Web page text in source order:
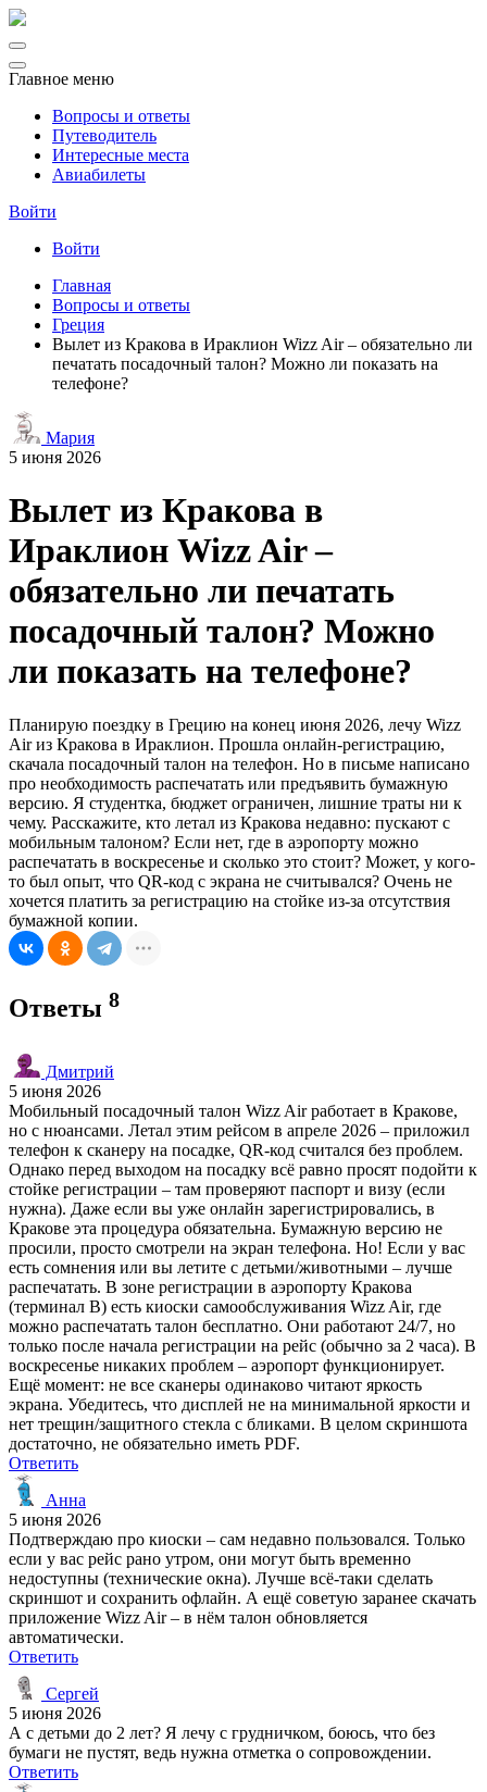
Главное меню
Вопросы и ответы
Путеводитель
Интересные места
Авиабилеты
Войти
Войти
Главная
Вопросы и ответы
Греция
Вылет из Кракова в Ираклион Wizz Air – обязательно ли
печатать посадочный талон? Можно ли показать на
телефоне?
Мария
5 июня 2026
Вылет из Кракова в
Ираклион Wizz Air –
обязательно ли печатать
посадочный талон? Можно
ли показать на телефоне?
Планирую поездку в Грецию на конец июня 2026, лечу Wizz
Air из Кракова в Ираклион. Прошла онлайн-регистрацию,
скачала посадочный талон на телефон. Но в письме написано
про необходимость распечатать или предъявить бумажную
версию. Я студентка, бюджет ограничен, лишние траты ни к
чему. Расскажите, кто летал из Кракова недавно: пускают с
мобильным талоном? Если нет, где в аэропорту можно
распечатать в воскресенье и сколько это стоит? Может, у кого-
то был опыт, что QR-код с экрана не считывался? Очень не
хочется платить за регистрацию на стойке из-за отсутствия
бумажной копии.
Ответы 8
Дмитрий
5 июня 2026
Мобильный посадочный талон Wizz Air работает в Кракове,
но с нюансами. Летал этим рейсом в апреле 2026 – приложил
телефон к сканеру на посадке, QR-код считался без проблем.
Однако перед выходом на посадку всё равно просят подойти к
стойке регистрации – там проверяют паспорт и визу (если
нужна). Даже если вы уже онлайн зарегистрировались, в
Кракове эта процедура обязательна. Бумажную версию не
просили, просто смотрели на экран телефона. Но! Если у вас
есть сомнения или вы летите с детьми/животными – лучше
распечатать. В зоне регистрации в аэропорту Кракова
(терминал B) есть киоски самообслуживания Wizz Air, где
можно распечатать талон бесплатно. Они работают 24/7, но
только после начала регистрации на рейс (обычно за 2 часа). В
воскресенье никаких проблем – аэропорт функционирует.
Ещё момент: не все сканеры одинаково читают яркость
экрана. Убедитесь, что дисплей не на минимальной яркости и
нет трещин/защитного стекла с бликами. В целом скриншота
достаточно, не обязательно иметь PDF.
Ответить
Анна
5 июня 2026
Подтверждаю про киоски – сам недавно пользовался. Только
если у вас рейс рано утром, они могут быть временно
недоступны (технические окна). Лучше всё-таки сделать
скриншот и сохранить офлайн. А ещё советую заранее скачать
приложение Wizz Air – в нём талон обновляется
автоматически.
Ответить
Сергей
5 июня 2026
А с детьми до 2 лет? Я лечу с грудничком, боюсь, что без
бумаги не пустят, ведь нужна отметка о сопровождении.
Ответить